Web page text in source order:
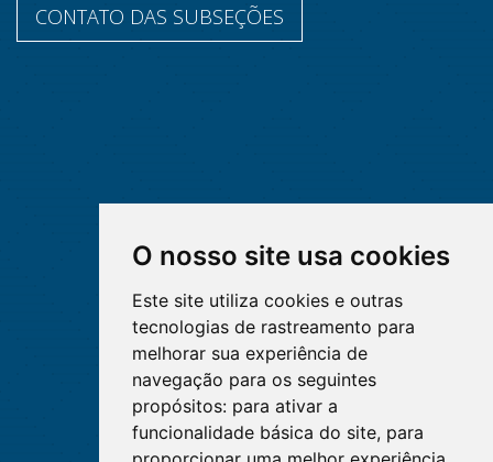
O nosso site usa cookies
Este site utiliza cookies e outras
tecnologias de rastreamento para
melhorar sua experiência de
navegação para os seguintes
propósitos: para ativar a
funcionalidade básica do site, para
CONTATO DAS SUBSEÇÕES